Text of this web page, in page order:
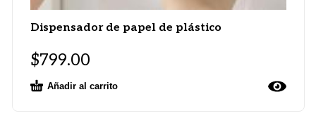
Dispensador de papel de plástico
$799.00
Añadir al carrito